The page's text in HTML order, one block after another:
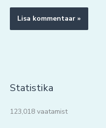
Statistika
123,018 vaatamist